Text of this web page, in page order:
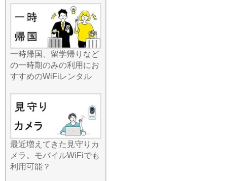
物が多くなりがちな場面で
も、一切負担になりませ
ん。ポケットに収まるサイ
ズでありながら、受信感度
は非常に高く、移動中のバ
スや電車内でも安定した接
続を維持します。最近では
AI搭載スマホの普及によ
り、クラウドとの通信が頻
繁に行われますが、高速Wi-
FiがあればAI機能もサクサ
ク動きます。いつでもどこ
でも安定したインターネッ
ト環境を持ち運べる解放感
は、一度体験すると手放せ
なくなります。夏のご旅行
一時帰国、留学帰りなど
の一時期のみの利用にお
すすめのWiFiレンタル
最近増えてきた見守りカ
メラ。モバイルWiFiでも
利用可能？